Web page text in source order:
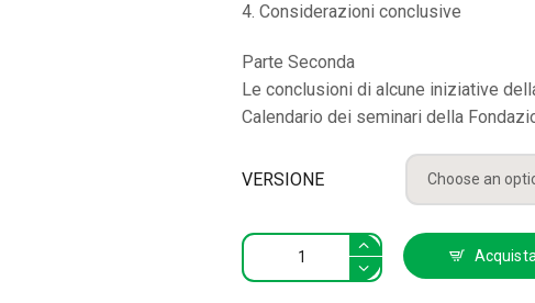
4. Considerazioni conclusive
Parte Seconda
Le conclusioni di alcune iniziative
Calendario dei seminari della
VERSIONE
4.
Bisogni